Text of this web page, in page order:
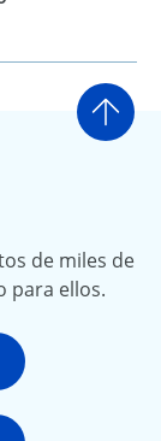
Ir
de miles de
para ellos.